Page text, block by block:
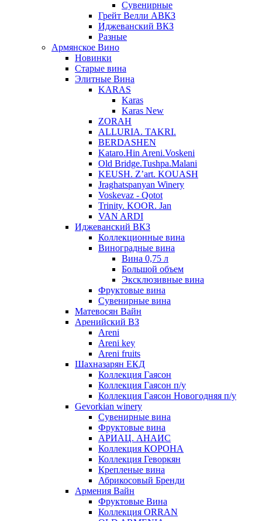
Сувенирные
Грейт Велли АВКЗ
Иджеванский ВКЗ
Разные
Армянское Вино
Новинки
Старые вина
Элитные Вина
KARAS
Karas
Karas New
ZORAH
ALLURIA. TAKRI.
BERDASHEN
Kataro.Hin Areni.Voskeni
Old Bridge.Tushpa.Malani
KEUSH. Z’art. KOUASH
Jraghatspanyan Winery
Voskevaz - Qotot
Trinity. KOOR. Jan
VAN ARDI
Иджеванский ВКЗ
Коллекционные вина
Виноградные вина
Вина 0,75 л
Большой объем
Эксклюзивные вина
Фруктовые вина
Cувенирные вина
Матевосян Вайн
Аренийский ВЗ
Areni
Areni key
Areni fruits
Шахназарян ЕКД
Коллекция Гаясон
Коллекция Гаясон п/у
Коллекция Гаясон Новогодняя п/у
Gevorkian winery
Сувенирные вина
Фруктовые вина
АРИАЦ. АНАИС
Коллекция КОРОНА
Коллекция Геворкян
Крепленые вина
Абрикосовый Бренди
Армения Вайн
Фруктовые Вина
Коллекция ORRAN